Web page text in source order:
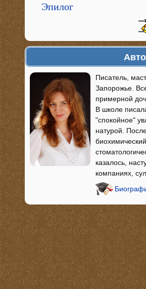
Эпилог
Писатель,
Запорожье.
примерной
В школе
"спокойное"
натурой.
казалось,
компаниях,